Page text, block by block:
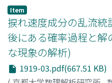
チ;ハトリ, タダツグ
Item
捩れ速度成分の乱流統
後にある確率過程と
な現象の解析)
1919-03.pdf(667.51 KB)